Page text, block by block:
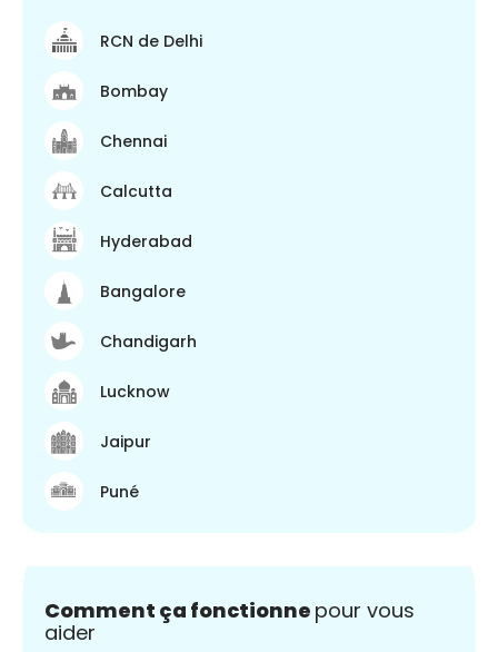
RCN de Delhi
Bombay
Chennai
Calcutta
Hyderabad
Bangalore
Chandigarh
Lucknow
Jaipur
Puné
Comment ça fonctionne pour vous
aider